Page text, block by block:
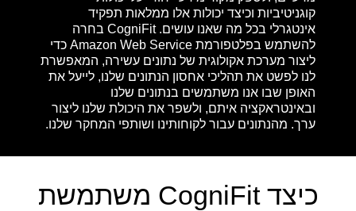
קוגניטיביות וכיצד יכולות אלו ממלאות תפקיד
אינטגרלי בכל מה שאנו עושים. CogniFit בחרה
להשתמש בפלטפורמת Amazon Web Service כדי
ליצור מערכת אקולוגית של נתונים עשירה, המאפשרת
לנו לפשט את תהליכי אחסון הנתונים שלנו, לייעל את
האופן שבו אנו משתמשים בנתונים שלנו
ובאינטראקציה איתם, ולשפר את היכולת שלנו ליצור
ערך. מהנתונים עבור לקוחותינו ושותפי המחקר שלנו.
כיצד CogniFit משתמשת